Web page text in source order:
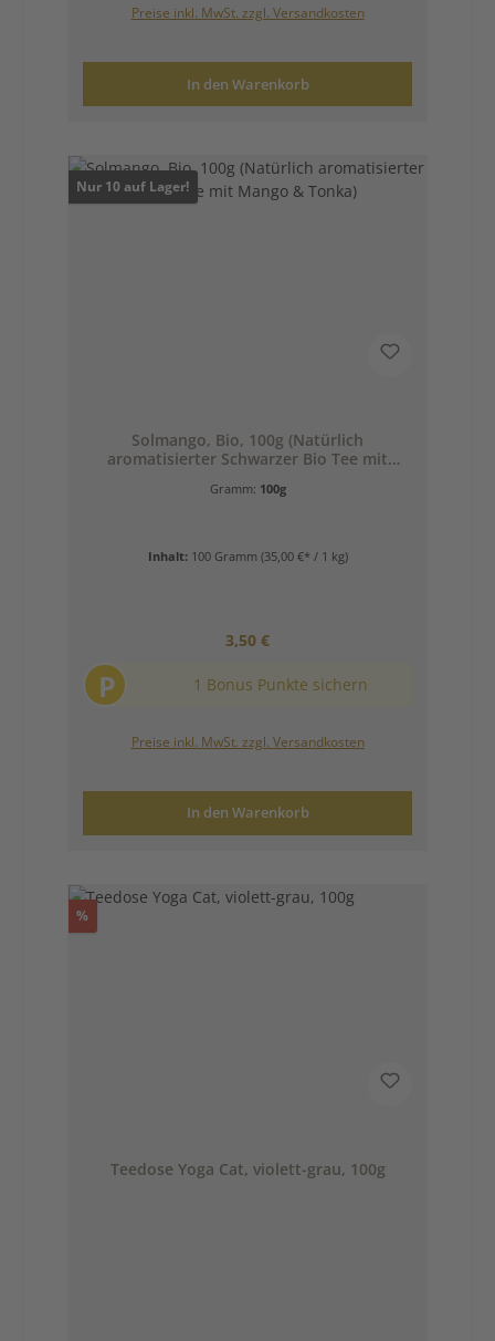
Preise inkl. MwSt. zzgl. Versandkosten
In den Warenkorb
Nur 10 auf Lager!
Solmango, Bio, 100g (Natürlich
aromatisierter Schwarzer Bio Tee mit
Gramm: 100g
Inhalt: 100 Gramm (35,00 €* / 1 kg)
Regulärer Preis:
3,50 €
P 1 Bonus Punkte sichern
Preise inkl. MwSt. zzgl. Versandkosten
In den Warenkorb
%Rabatt
Teedose Yoga Cat, violett-grau, 100g